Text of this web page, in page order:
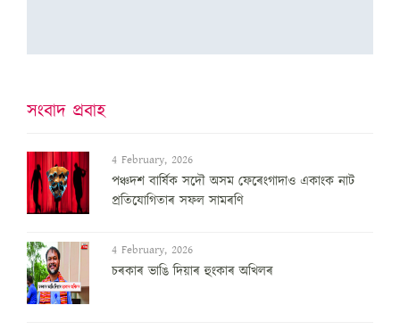
সংবাদ প্ৰবাহ
4 February, 2026
পঞ্চদশ বার্ষিক সদৌ অসম ফেৰেংগাদাও একাংক নাট
প্রতিযোগিতাৰ সফল সামৰণি
4 February, 2026
চৰকাৰ ভাঙি দিয়াৰ হুংকাৰ অখিলৰ